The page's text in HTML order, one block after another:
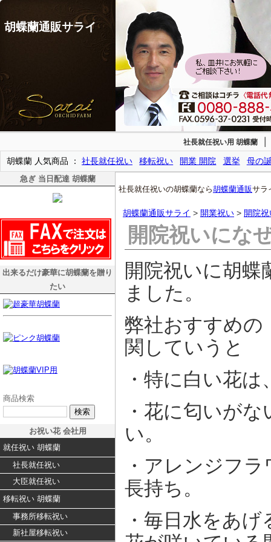
胡蝶蘭通販サライ
社長就任祝い用 胡蝶蘭
胡蝶蘭 人気商品 社長就任祝い 移転祝い 開業 開院 選挙 母の
急ぎ 当日配達 胡蝶蘭
出来るだけ豪華に胡蝶蘭を贈り
たい
商品検索
お祝い花 会社用
就任祝い 胡蝶蘭
社長就任祝い
大臣就任祝い
移転祝い 胡蝶蘭
事務所移転祝い
新社屋移転祝い
社長就任祝いの胡蝶蘭なら胡蝶蘭通販サラ
胡蝶蘭通販サライ > 開業祝い > 開院
開院祝いにな
開院祝いに胡
ました。
弊社おすすめの
関していうと
・特に白い花
・花に匂いが
い。
・アレンジフ
長持ち。
・毎日水をあ